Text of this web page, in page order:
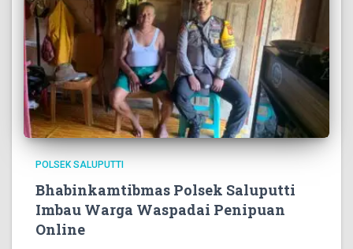
POLSEK SALUPUTTI
Bhabinkamtibmas Polsek Saluputti
Imbau Warga Waspadai Penipuan
Online